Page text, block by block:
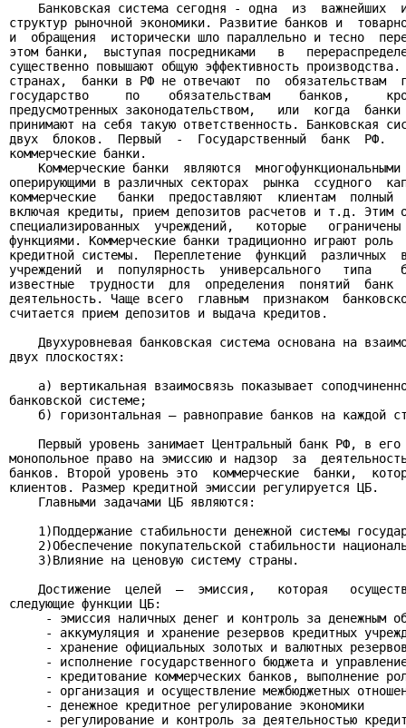
Банковская система сегодня - одна  из  важнейших
структур рыночной экономики. Развитие банков и
и  обращения  исторически шло параллельно и тесно
этом банки,  выступая посредниками   в
существенно повышают общую эффективность
странах,  банки в РФ не отвечают  по  обязательствам
государство     по    обязательствам    банков,
предусмотренных законодательством,   или  когда
принимают на себя такую ответственность. Банковская
двух  блоков.  Первый  -  Государственный  банк  РФ.
коммерческие банки.
Коммерческие банки  являются  многофункциональными
оперирующими в различных секторах  рынка  ссудного
коммерческие   банки  предоставляют  клиентам
включая кредиты, прием депозитов расчетов и т.д. Этим
специализированных  учреждений,   которые
функциями. Коммерческие банки традиционно играют роль
кредитной системы.  Переплетение  функций  различных
учреждений  и  популярность  универсального   типа
известные  трудности  для  определения  понятий
деятельность. Чаще всего  главным  признаком
считается прием депозитов и выдача кредитов.
Двухуровневая банковская система основана на
двух плоскостях:
а) вертикальная взаимосвязь показывает
банковской системе;
б) горизонтальная – равноправие банков на каждой
Первый уровень занимает Центральный банк РФ, в его
монопольное право на эмиссию и надзор  за
банков. Второй уровень это  коммерческие  банки,
клиентов. Размер кредитной эмиссии регулируется ЦБ.
    Главными задачами ЦБ являются:
1)Поддержание стабильности денежной системы
2)Обеспечение покупательской стабильности
    3)Влияние на ценовую систему страны.
Достижение  целей  –  эмиссия,   которая
следующие функции ЦБ:
- эмиссия наличных денег и контроль за денежным
- аккумуляция и хранение резервов кредитных
- хранение официальных золотых и валютных
- исполнение государственного бюджета и
- кредитование коммерческих банков, выполнение
- организация и осуществление межбюджетных
     - денежное кредитное регулирование экономики
- регулирование и контроль за деятельностью